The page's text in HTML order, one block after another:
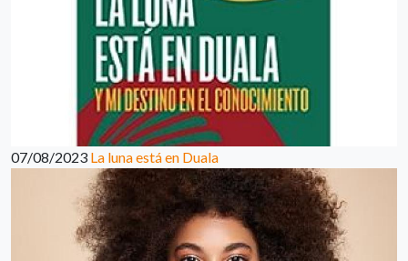
07/08/2023 La luna está en Duala